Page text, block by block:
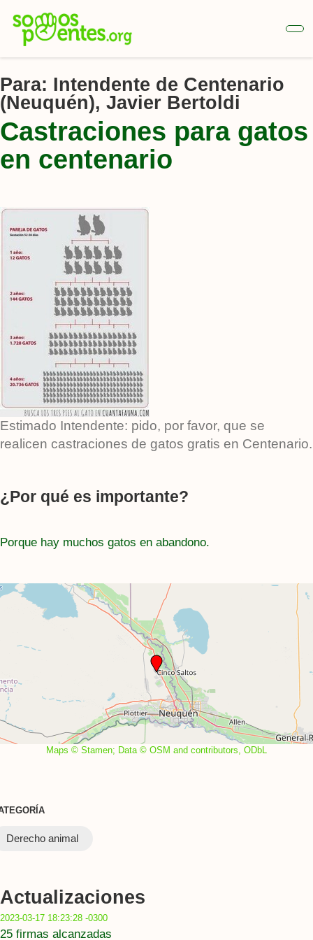
contenido
principal
Para: Intendente de Centenario
(Neuquén), Javier Bertoldi
Castraciones para gatos
en centenario
Estimado Intendente: pido, por favor, que se
realicen castraciones de gatos gratis en Centenario.
¿Por qué es importante?
Porque hay muchos gatos en abandono.
Maps © Stamen; Data © OSM and contributors, ODbL
Derecho animal
Actualizaciones
2023-03-17 18:23:28 -0300
25 firmas alcanzadas